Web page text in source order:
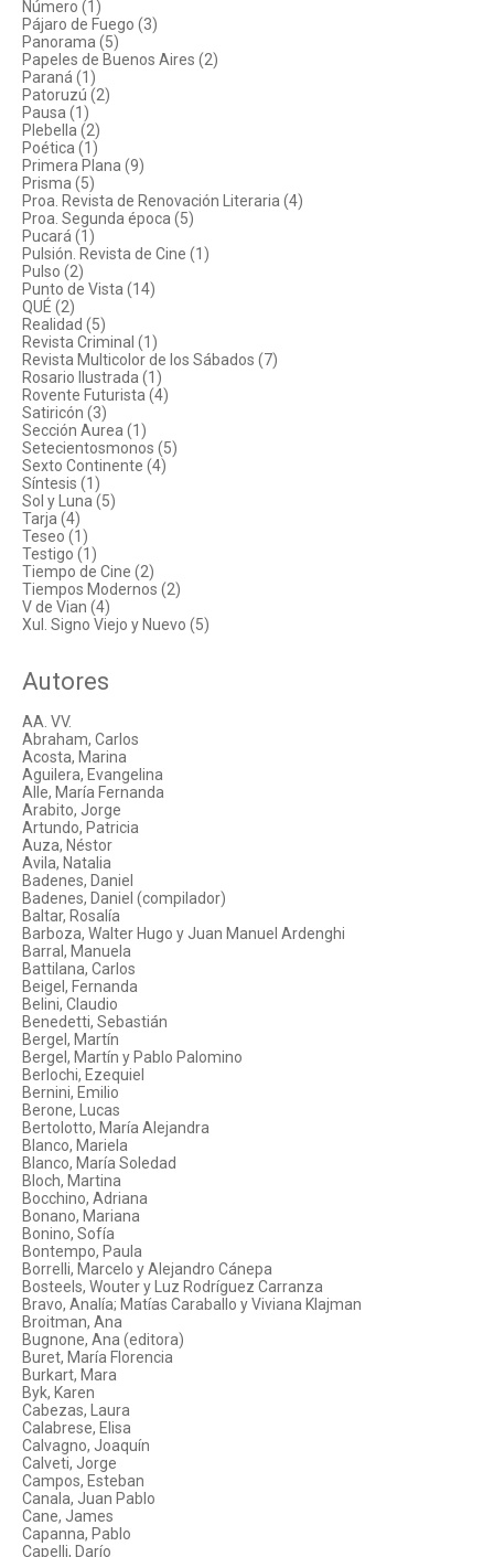
Número (1)
Pájaro de Fuego (3)
Panorama (5)
Papeles de Buenos Aires (2)
Paraná (1)
Patoruzú (2)
Pausa (1)
Plebella (2)
Poética (1)
Primera Plana (9)
Prisma (5)
Proa. Revista de Renovación Literaria (4)
Proa. Segunda época (5)
Pucará (1)
Pulsión. Revista de Cine (1)
Pulso (2)
Punto de Vista (14)
QUÉ (2)
Realidad (5)
Revista Criminal (1)
Revista Multicolor de los Sábados (7)
Rosario Ilustrada (1)
Rovente Futurista (4)
Satiricón (3)
Sección Aurea (1)
Setecientosmonos (5)
Sexto Continente (4)
Síntesis (1)
Sol y Luna (5)
Tarja (4)
Teseo (1)
Testigo (1)
Tiempo de Cine (2)
Tiempos Modernos (2)
V de Vian (4)
Xul. Signo Viejo y Nuevo (5)
Autores
AA. VV.
Abraham, Carlos
Acosta, Marina
Aguilera, Evangelina
Alle, María Fernanda
Arabito, Jorge
Artundo, Patricia
Auza, Néstor
Avila, Natalia
Badenes, Daniel
Badenes, Daniel (compilador)
Baltar, Rosalía
Barboza, Walter Hugo y Juan Manuel Ardenghi
Barral, Manuela
Battilana, Carlos
Beigel, Fernanda
Belini, Claudio
Benedetti, Sebastián
Bergel, Martín
Bergel, Martín y Pablo Palomino
Berlochi, Ezequiel
Bernini, Emilio
Berone, Lucas
Bertolotto, María Alejandra
Blanco, Mariela
Blanco, María Soledad
Bloch, Martina
Bocchino, Adriana
Bonano, Mariana
Bonino, Sofía
Bontempo, Paula
Borrelli, Marcelo y Alejandro Cánepa
Bosteels, Wouter y Luz Rodríguez Carranza
Bravo, Analía; Matías Caraballo y Viviana Klajman
Broitman, Ana
Bugnone, Ana (editora)
Buret, María Florencia
Burkart, Mara
Byk, Karen
Cabezas, Laura
Calabrese, Elisa
Calvagno, Joaquín
Calveti, Jorge
Campos, Esteban
Canala, Juan Pablo
Cane, James
Capanna, Pablo
Capelli, Darío